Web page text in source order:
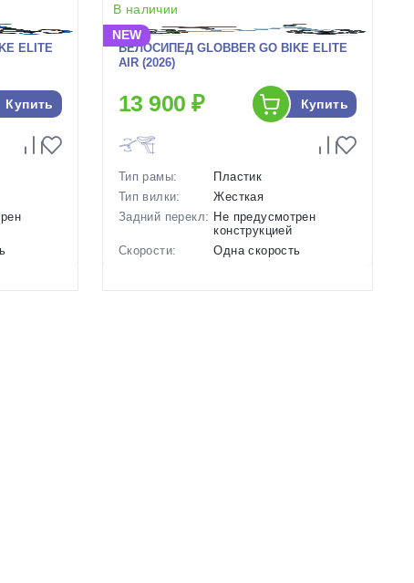
ELITE
Купить
В наличии
NEW
ВЕЛОСИПЕД GLOBBER GO BIKE ELITE
AIR (2026)
13 900 ₽ Купить
Тип рамы:
Пластик
Тип вилки:
Жесткая
Задний перекл: Не предусмотрен
конструкцией
Скорости:
Одна скорость